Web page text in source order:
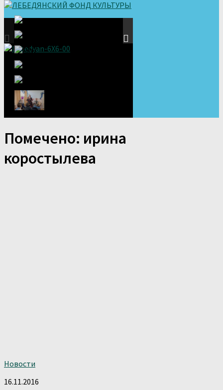
Помечено: ирина
коростылева
Новости
16.11.2016